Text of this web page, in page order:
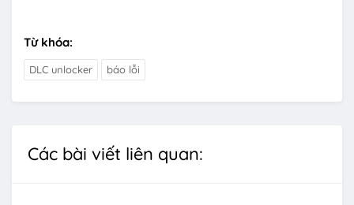
Từ khóa:
DLC unlocker báo lỗi
Các bài viết liên quan: